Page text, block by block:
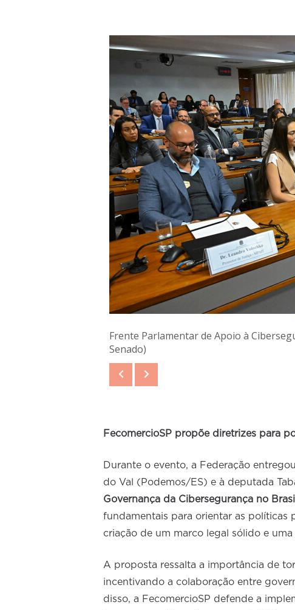
Frente Parlamentar de Apoio à
Senado)
FecomercioSP propõe diretrizes para
Durante o evento, a Federação
do Val (Podemos/ES) e à deputada
Governança da Cibersegurança no Brasil
fundamentais para orientar as políticas
criação de um marco legal sólido e
A proposta ressalta a importância de
incentivando a colaboração entre
disso, a FecomercioSP defende a